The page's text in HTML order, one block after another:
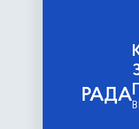
РАДА